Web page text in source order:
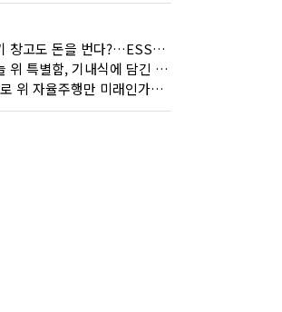
전기 창고도 돈을 번다?…ESS의 '두뇌' EMO가 뭐길래
하늘 위 특별함, 기내식에 담긴 기술의 세계
"도로 위 자율주행만 미래인가요"…진흙탕서 길 내는 HD현대 AI 기술